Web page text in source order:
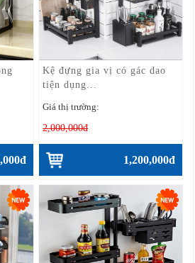
Kệ đựng gia vị có gác dao
tiện dụng...
Giá thị trường:
2,000,000đ
1,200,000đ